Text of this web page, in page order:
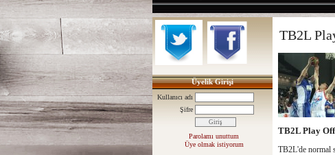
Üyelik Girişi
Kullanıcı adı
Şifre
Parolamı unuttum
Üye olmak istiyorum
TB2L
TB2L Play
TB2L'de normal